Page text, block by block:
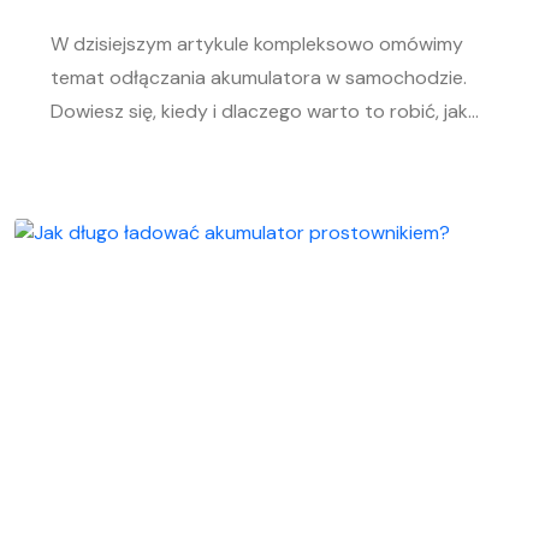
W dzisiejszym artykule kompleksowo omówimy
temat odłączania akumulatora w samochodzie.
Dowiesz się, kiedy i dlaczego warto to robić, jak
niezależnie od Twojego doświadczenia w